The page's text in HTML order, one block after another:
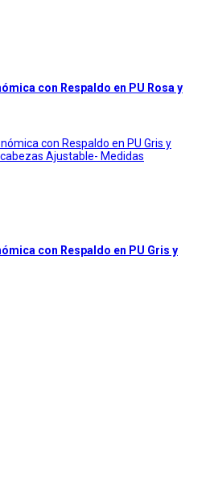
con Respaldo en PU Rosa y
con Respaldo en PU Gris y